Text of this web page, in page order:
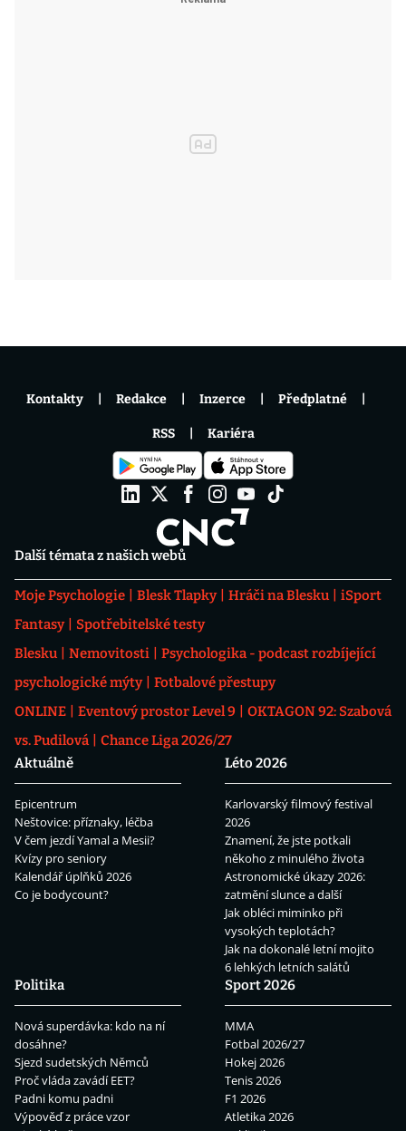
Další témata z našich webů
Moje Psychologie Blesk Tlapky Hráči na Blesku
iSport
Fantasy
Spotřebitelské testy
Blesku
Nemovitosti
Psychologika - podcast rozbíjející
psychologické mýty
Fotbalové přestupy
ONLINE
Eventový prostor Level 9
OKTAGON 92: Szabová
vs. Pudilová
Chance Liga 2026/27
Aktuálně
Epicentrum
Neštovice: příznaky, léčba
V čem jezdí Yamal a Mesii?
Kvízy pro seniory
Kalendář úplňků 2026
Co je bodycount?
Léto 2026
Karlovarský filmový festival
2026
Znamení, že jste potkali
někoho z minulého života
Astronomické úkazy 2026:
zatmění slunce a další
Jak obléci miminko při
vysokých teplotách?
Jak na dokonalé letní mojito
6 lehkých letních salátů
Politika
Nová superdávka: kdo na ní
dosáhne?
Sjezd sudetských Němců
Proč vláda zavádí EET?
Padni komu padni
Výpověď z práce vzor
Sport 2026
MMA
Fotbal 2026/27
Hokej 2026
Tenis 2026
F1 2026
Atletika 2026
Kontakty Redakce Inzerce Předplatné
RSS Kariéra